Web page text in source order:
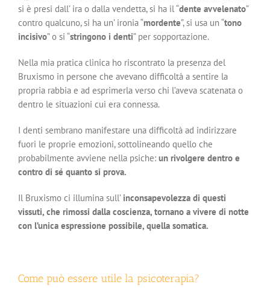
si è presi dall’ ira o dalla vendetta, si ha il “dente avvelenato”
contro qualcuno, si ha un’ ironia “mordente”, si usa un “tono
incisivo” o si “stringono i denti” per sopportazione.
Nella mia pratica clinica ho riscontrato la presenza del
Bruxismo in persone che avevano difficoltà a sentire la
propria rabbia e ad esprimerla verso chi l’aveva scatenata o
dentro le situazioni cui era connessa.
I denti sembrano manifestare una difficoltà ad indirizzare
fuori le proprie emozioni, sottolineando quello che
probabilmente avviene nella psiche: un rivolgere dentro e
contro di sé quanto si prova.
Il Bruxismo ci illumina sull’ inconsapevolezza di questi
vissuti, che rimossi dalla coscienza, tornano a vivere di notte
con l’unica espressione possibile, quella somatica.
Come può essere utile la psicoterapia?